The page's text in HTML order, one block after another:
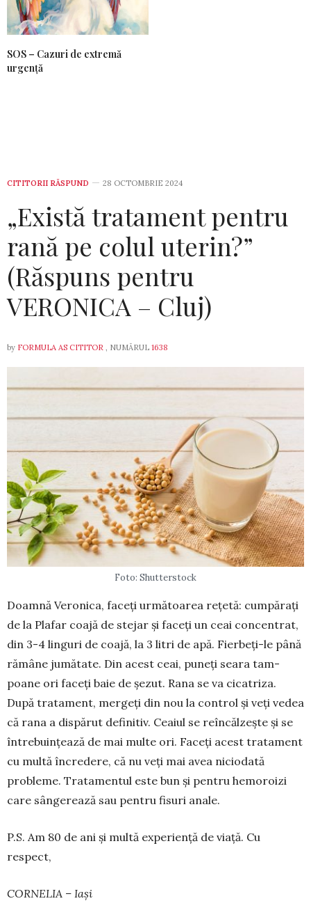
SOS – Cazuri de extremă
urgență
CITITORII RĂSPUND 28 OCTOMBRIE 2024
„Există tratament pentru
rană pe colul uterin?”
(Răspuns pentru
VERONICA – Cluj)
by FORMULA AS CITITOR , NUMĂRUL 1638
Foto: Shutterstock
Doamnă Veronica, faceți următoarea rețetă: cum­părați
de la Plafar coajă de ste­jar și faceți un ceai con­centrat,
din 3-4 linguri de coajă, la 3 litri de apă. Fierbeți-le până
rămâne jumătate. Din acest ceai, puneți seara tam­
poane ori faceți baie de șezut. Rana se va cicatriza.
După tratament, mer­­geți din nou la control și veți vedea
că rana a dispărut defi­nitiv. Ceaiul se reîncălzește și se
în­trebuin­țează de mai multe ori. Faceți acest trata­ment
cu multă încredere, că nu veți mai avea ni­ciodată
probleme. Tra­tamen­tul este bun și pentru hemo­roizi
care sângerează sau pentru fisuri anale.
P.S. Am 80 de ani și multă experiență de viață. Cu
respect,
CORNELIA – Iași